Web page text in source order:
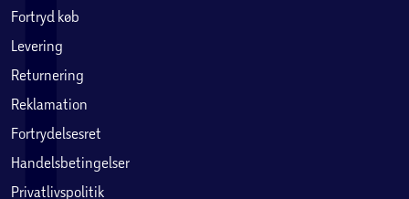
Fortryd køb
Levering
Returnering
Reklamation
Fortrydelsesret
Handelsbetingelser
Privatlivspolitik